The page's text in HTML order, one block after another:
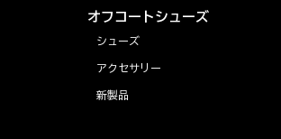
オフコートシューズ
シューズ
アクセサリー
新製品